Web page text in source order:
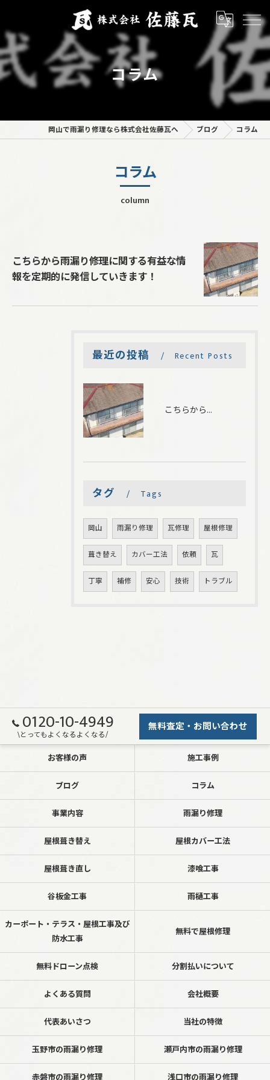
コラム
岡山で雨漏り修理なら株式会社佐藤瓦へ ブログ コラム
コラム
column
こちらから雨漏り修理に関する有益な情
報を定期的に発信していきます！
最近の投稿 Recent Posts
こちらから雨漏り修理に関する有益な情報を定期的に発信していきます！
タグ Tags
岡山 雨漏り修理 瓦修理 屋根修理
葺き替え カバー工法 依頼 瓦
丁寧 補修 安心 技術 トラブル
0120-10-4949
\とってもよくなるよくなる/
無料査定・お問い合わせ
お客様の声 施工事例
ブログ コラム
事業内容 雨漏り修理
屋根葺き替え 屋根カバー工法
屋根葺き直し 漆喰工事
谷板金工事 雨樋工事
カーポート・テラス・屋根工事及び
防水工事
無料で屋根修理
無料ドローン点検 分割払いについて
よくある質問 会社概要
代表あいさつ 当社の特徴
玉野市の雨漏り修理 瀬戸内市の雨漏り修理